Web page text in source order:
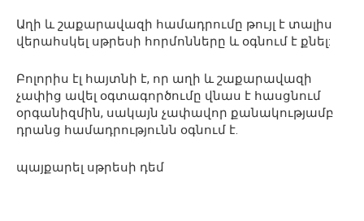
Աղի և շաքարավազի համադրումը թույլ է տալիս
վերահսկել սթրեսի հորմոնները և օգնում է քնել:
Բոլորիս էլ հայտնի է, որ աղի և շաքարավազի
չափից ավել օգտագործումը վնաս է հասցնում
օրգանիզմին, սակայն չափավոր քանակությամբ
դրանց համադրությունն օգնում է.
պայքարել սթրեսի դեմ